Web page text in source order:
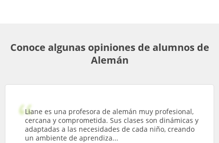
Conoce algunas opiniones de alumnos de
Alemán
Liane es una profesora de alemán muy profesional,
cercana y comprometida. Sus clases son dinámicas y
adaptadas a las necesidades de cada niño, creando
un ambiente de aprendiza...